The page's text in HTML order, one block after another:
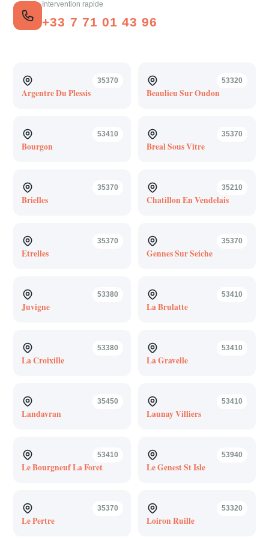
Intervention rapide
+33 7 71 01 43 96
35370
Argentre Du Plessis
53320
Beaulieu Sur Oudon
53410
Bourgon
35370
Breal Sous Vitre
35370
Brielles
35210
Chatillon En Vendelais
35370
Etrelles
35370
Gennes Sur Seiche
53380
Juvigne
53410
La Brulatte
53380
La Croixille
53410
La Gravelle
35450
Landavran
53410
Launay Villiers
53410
Le Bourgneuf La Foret
53940
Le Genest St Isle
35370
Le Pertre
53320
Loiron Ruille